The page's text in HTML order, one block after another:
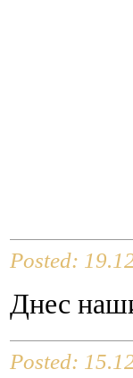
Posted:
Днес
Posted: